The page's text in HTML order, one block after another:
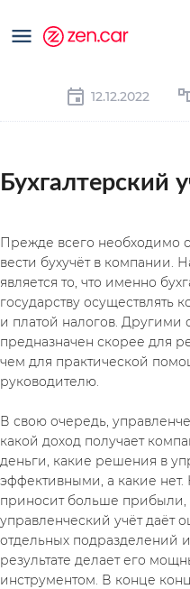
12.12.2022
Бухгалтерский
Прежде всего необходимо
вести бухучёт в компании.
является то, что именно
государству осуществлять
и платой налогов. Другими
предназначен скорее для
чем для практической
руководителю.
В свою очередь,
какой доход получает
деньги, какие решения в
эффективными, а какие
приносит больше
управленческий учёт даёт
отдельных подразделений
результате делает его
инструментом. В конце